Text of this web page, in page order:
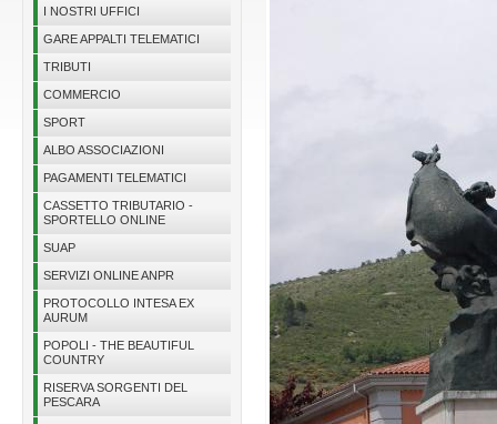
I NOSTRI UFFICI
GARE APPALTI TELEMATICI
TRIBUTI
COMMERCIO
SPORT
ALBO ASSOCIAZIONI
PAGAMENTI TELEMATICI
CASSETTO TRIBUTARIO -
SPORTELLO ONLINE
SUAP
SERVIZI ONLINE ANPR
PROTOCOLLO INTESA EX
AURUM
POPOLI - THE BEAUTIFUL
COUNTRY
RISERVA SORGENTI DEL
PESCARA